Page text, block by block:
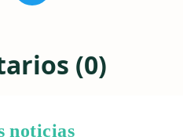
(0)
noticias